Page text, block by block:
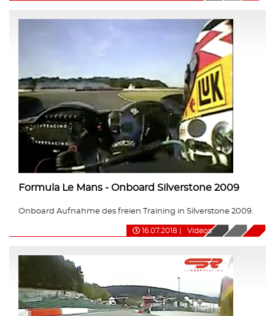
Formula Le Mans - Onboard Silverstone 2009
Onboard Aufnahme des freien Training in Silverstone 2009.
16.07.2018 Videos